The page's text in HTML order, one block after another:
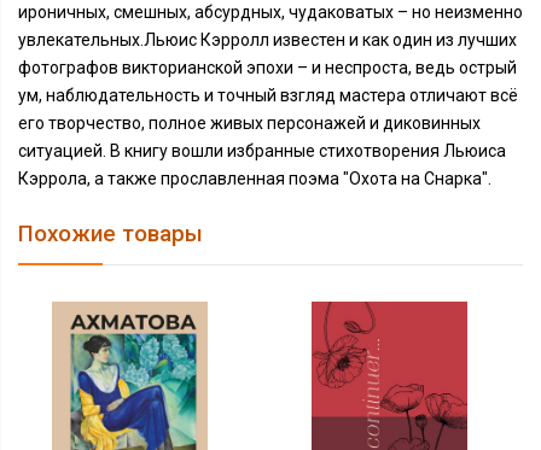
ироничных, смешных, абсурдных, чудаковатых – но неизменно
увлекательных.Льюис Кэрролл известен и как один из лучших
фотографов викторианской эпохи – и неспроста, ведь острый
ум, наблюдательность и точный взгляд мастера отличают всё
его творчество, полное живых персонажей и диковинных
ситуацией. В книгу вошли избранные стихотворения Льюиса
Кэррола, а также прославленная поэма "Охота на Снарка".
Похожие товары